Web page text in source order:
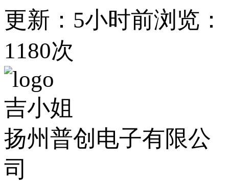
更新：5小时前浏览：
1180次
吉小姐
扬州普创电子有限公
司